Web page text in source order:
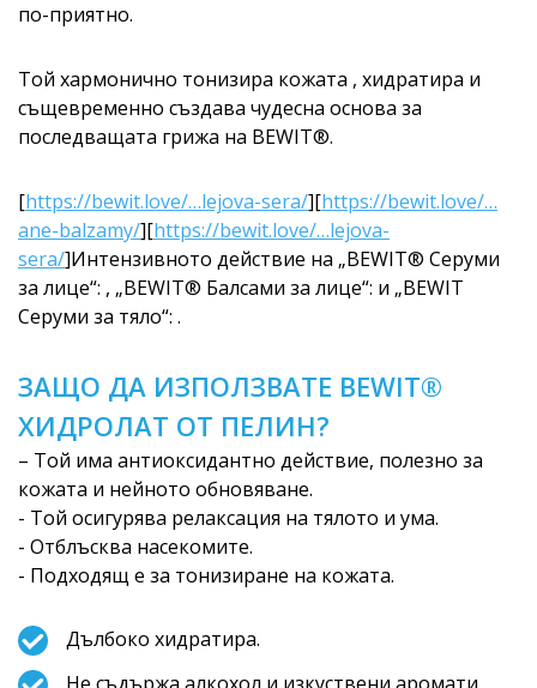
по-приятно.
Той хармонично тонизира кожата , хидратира и
същевременно създава чудесна основа за
последващата грижа на BEWIT®.
[https://bewit.love/…lejova-sera/][https://bewit.love/…
ane-balzamy/][https://bewit.love/…lejova-
sera/]Интензивното действие на „BEWIT® Серуми
за лице“: , „BEWIT® Балсами за лице“: и „BEWIT
Серуми за тяло“: .
ЗАЩО ДА ИЗПОЛЗВАТЕ BEWIT®
ХИДРОЛАТ ОТ ПЕЛИН?
– Той има антиоксидантно действие, полезно за
кожата и нейното обновяване.
- Той осигурява релаксация на тялото и ума.
- Отблъсква насекомите.
- Подходящ е за тонизиране на кожата.
Дълбоко хидратира.